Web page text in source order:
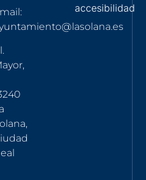
accesibilidad